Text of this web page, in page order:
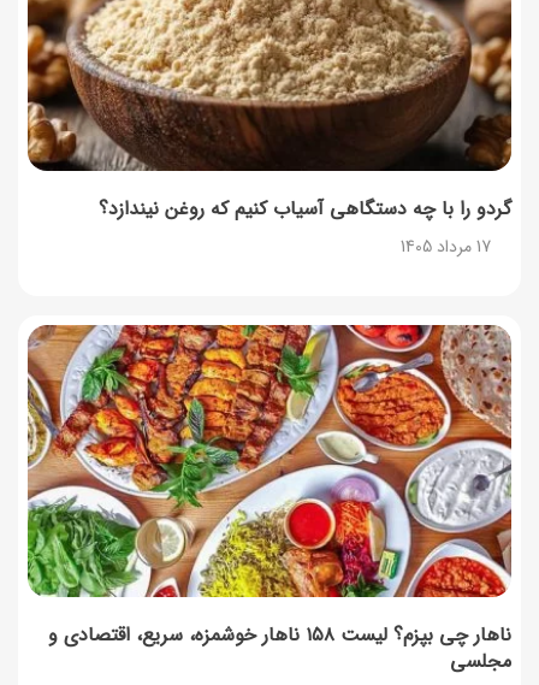
گردو را با چه دستگاهی آسیاب کنیم که روغن نیندازد؟
17 مرداد 1405
ناهار چی بپزم؟ لیست ۱۵۸ ناهار خوشمزه، سریع، اقتصادی و
مجلسی